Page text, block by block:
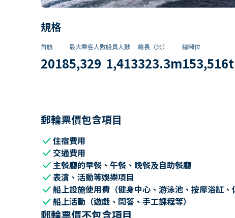
規格
首航
2018
最大乘客人數
5,329
船員人數
1,413
總長（米）
323.3m
總噸位
153,516t
郵輪票價包含項目
check住宿費用
check 交通費用
check主餐廳的早餐、午餐、晚餐及自助餐廳
check表演、活動等娛樂項目
check船上設施使用費（健身中心、游泳池、按摩浴缸、
check船上活動（遊戲、問答、手工課程等）
郵輪票價不包含項目